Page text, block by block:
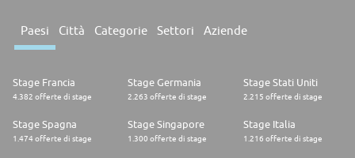
Paesi Città Categorie Settori Aziende
Stage Francia
4.382 offerte di stage
Stage Germania
2.263 offerte di stage
Stage Stati Uniti
2.215 offerte di stage
Stage Spagna
1.474 offerte di stage
Stage Singapore
1.300 offerte di stage
Stage Italia
1.216 offerte di stage